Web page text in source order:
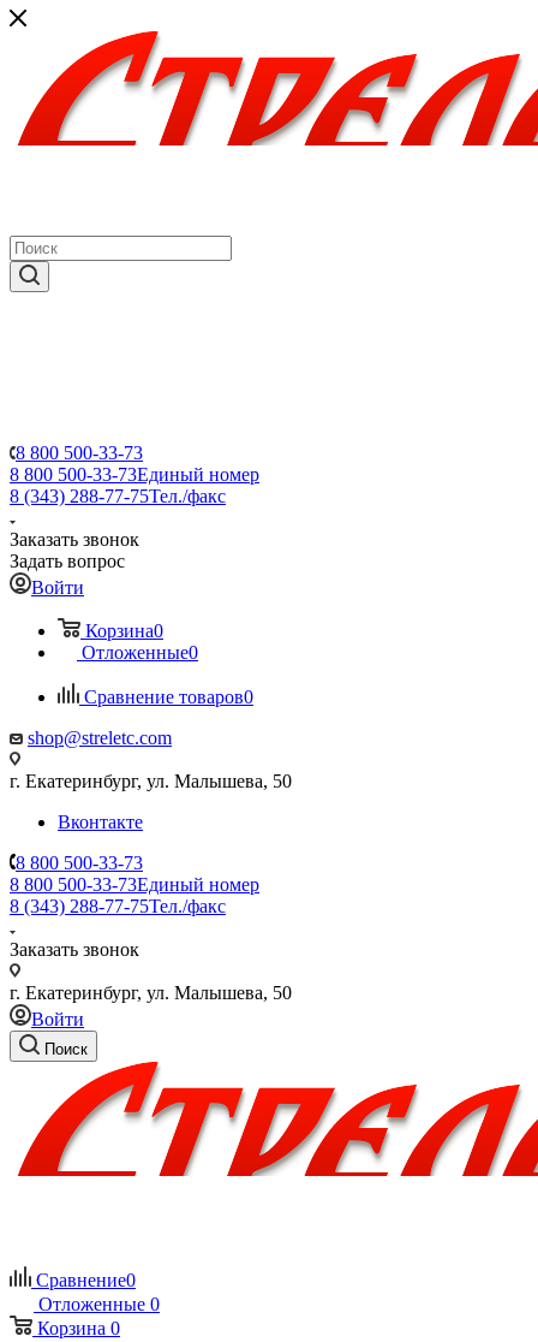
8 800 500-33-73
8 800 500-33-73Единый номер
8 (343) 288-77-75Тел./факс
Заказать звонок
Задать вопрос
Войти
Корзина0
Отложенные0
Сравнение товаров0
shop@streletc.com
г. Екатеринбург, ул. Малышева, 50
Вконтакте
8 800 500-33-73
8 800 500-33-73Единый номер
8 (343) 288-77-75Тел./факс
Заказать звонок
г. Екатеринбург, ул. Малышева, 50
Войти
Поиск
Сравнение0
Отложенные 0
Корзина 0